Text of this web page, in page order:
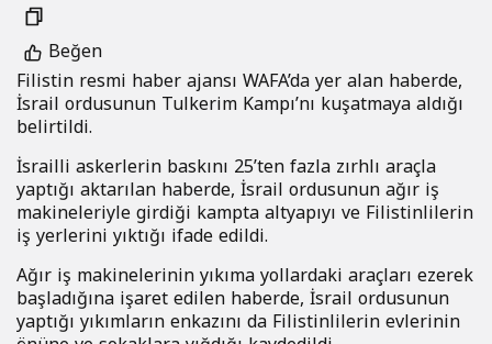
Beğen
Filistin resmi haber ajansı WAFA’da yer alan haberde,
İsrail ordusunun Tulkerim Kampı’nı kuşatmaya aldığı
belirtildi.
İsrailli askerlerin baskını 25’ten fazla zırhlı araçla
yaptığı aktarılan haberde, İsrail ordusunun ağır iş
makineleriyle girdiği kampta altyapıyı ve Filistinlilerin
iş yerlerini yıktığı ifade edildi.
Ağır iş makinelerinin yıkıma yollardaki araçları ezerek
başladığına işaret edilen haberde, İsrail ordusunun
yaptığı yıkımların enkazını da Filistinlilerin evlerinin